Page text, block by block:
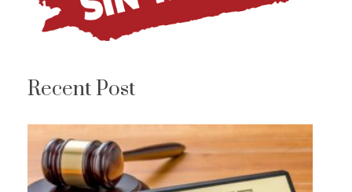
Recent Post